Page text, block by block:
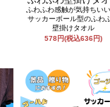
ふわふわ感触が気持ちい
サッカーボール型のふわ
壁掛けタオル
578円(税込636円)